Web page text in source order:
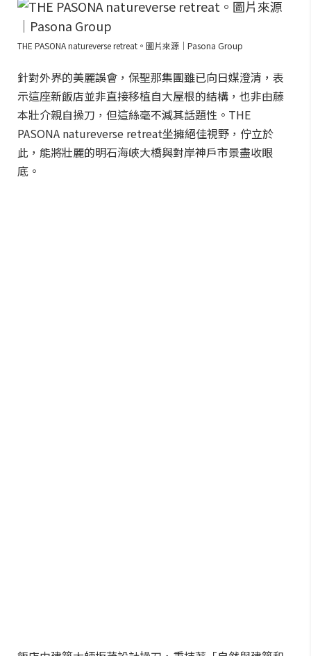
THE PASONA natureverse retreat。圖片來源｜Pasona Group
針對外界的美麗誤會，保聖那集團雖已向日媒澄清，表
示這座新飯店並非直接移植自大屋根的結構，也非由藤
本壯介親自操刀，但這絲毫不減其話題性。THE
PASONA natureverse retreat坐擁絕佳視野，佇立於
此，能將壯麗的明石海峽大橋與對岸神戶市景盡收眼
底。